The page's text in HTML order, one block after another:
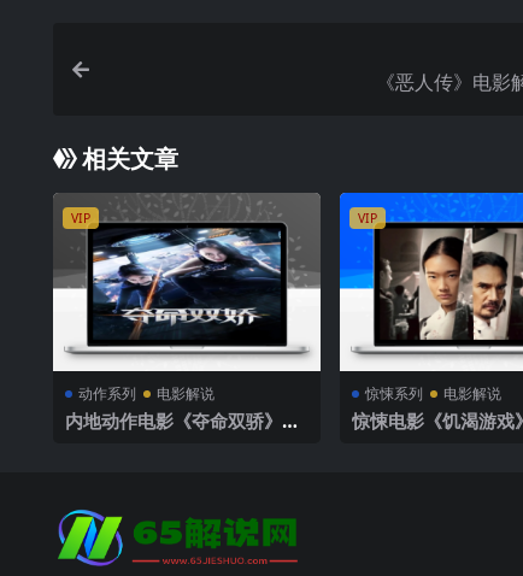
《恶人传》电影
相关文章
VIP
动作系列 电影解说
内地动作电影《夺命双骄》解
VIP
惊悚系列 电影解说
惊悚电影《饥渴游戏